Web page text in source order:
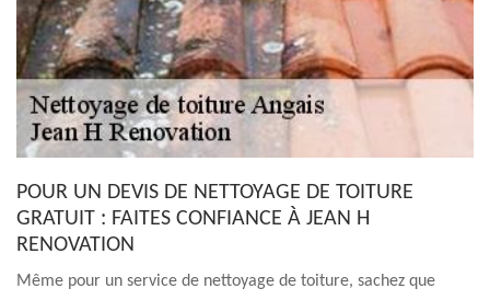
POUR UN DEVIS DE NETTOYAGE DE TOITURE
GRATUIT : FAITES CONFIANCE À JEAN H
RENOVATION
Même pour un service de nettoyage de toiture, sachez que